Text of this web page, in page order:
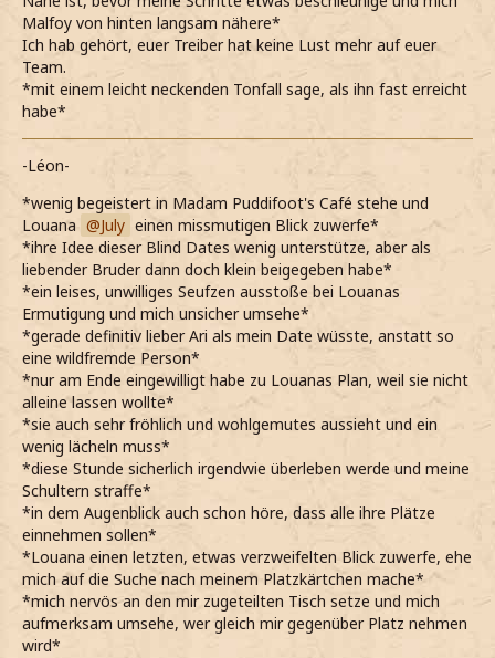
Malfoy von hinten langsam nähere*
Ich hab gehört, euer Treiber hat keine Lust mehr auf euer
Team.
*mit einem leicht neckenden Tonfall sage, als ihn fast erreicht
habe*
-Léon-
*wenig begeistert in Madam Puddifoot's Café stehe und
Louana
July einen missmutigen Blick zuwerfe*
*ihre Idee dieser Blind Dates wenig unterstütze, aber als
liebender Bruder dann doch klein beigegeben habe*
*ein leises, unwilliges Seufzen ausstoße bei Louanas
Ermutigung und mich unsicher umsehe*
*gerade definitiv lieber Ari als mein Date wüsste, anstatt so
eine wildfremde Person*
*nur am Ende eingewilligt habe zu Louanas Plan, weil sie nicht
alleine lassen wollte*
*sie auch sehr fröhlich und wohlgemutes aussieht und ein
wenig lächeln muss*
*diese Stunde sicherlich irgendwie überleben werde und meine
Schultern straffe*
*in dem Augenblick auch schon höre, dass alle ihre Plätze
einnehmen sollen*
*Louana einen letzten, etwas verzweifelten Blick zuwerfe, ehe
mich auf die Suche nach meinem Platzkärtchen mache*
*mich nervös an den mir zugeteilten Tisch setze und mich
aufmerksam umsehe, wer gleich mir gegenüber Platz nehmen
wird*